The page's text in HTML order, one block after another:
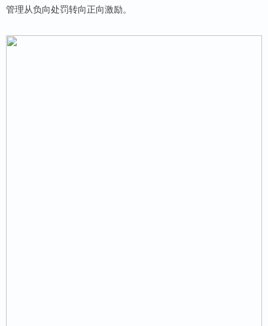
管理从负向处罚转向正向激励。